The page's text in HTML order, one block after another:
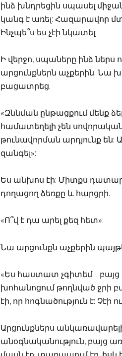
ինձ խնդրեցին սպասել
կանգ է առել: Հազարավոր
Ինչպե՞ս ես չէի նկատել:
Ի վերջո, սպաները ինձ ներս
արցունքներն աչքերին: Նա
բացատրեց.
«Զննման ընթացքում մենք
համատեղելի չեն
թունավորման արդյունք են:
զանգել»:
Ես անխոս էի: Միտքս
դողացող ձեռքը և հարցրի.
«Ո՞վ է դա արել քեզ հետ»:
Նա արցունքն աչքերին
«Ես հաստատ չգիտեմ… բայց
խոհանոցում թողնված ջրի
էի, որ հոգնածություն է:
Արցունքներս
անօգնականություն, բայց